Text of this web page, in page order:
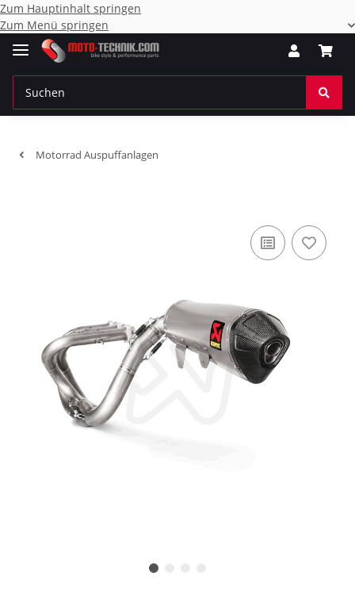
Zum Hauptinhalt springen
Zum Menü springen
Motorrad Auspuffanlagen